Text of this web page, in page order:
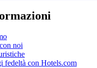
noi
fedeltà con Hotels.com